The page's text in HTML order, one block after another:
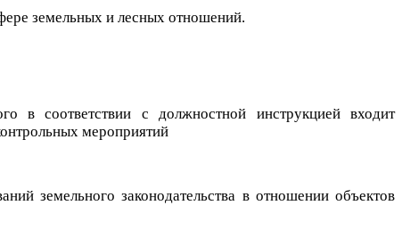
земельных и лесных отношений.
в соответствии с должностной инструкцией входит
мероприятий
земельного законодательства в отношении объектов